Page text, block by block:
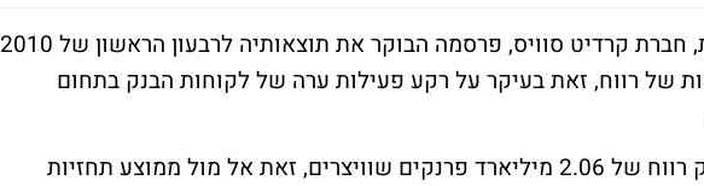
ענקית הבנקאות השוויצרית, חברת קרדיט סוויס, פרסמה הבוקר את תוצאותיה לרבעון הראשון של 2010
של רווח, זאת בעיקר על רקע פעילות ערה של לקוחות הבנק בתחום
בשורה התחתונה רשם הבנק רווח של 2.06 מיליארד פרנקים שוויצרים, זאת אל מול ממוצע תחזיות